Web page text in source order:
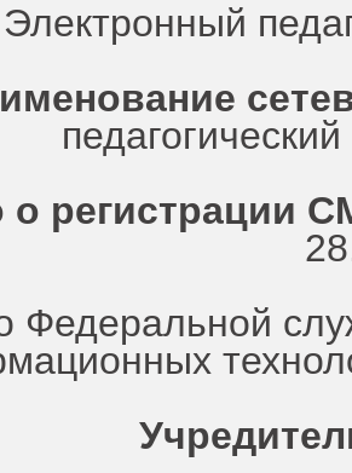
о регистрации
Федеральной